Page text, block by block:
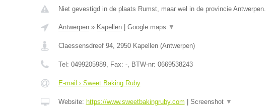
Niet gevestigd in de plaats Rumst, maar wel in de provincie Antwerpen.
Antwerpen» Kapellen| Google maps ▼
Claessensdreef 94, 2950 Kapellen(Antwerpen)
Tel: 0499205989, Fax: -, BTW-nr: 0669538243
E-mail › Sweet Baking Ruby
Website: https://www.sweetbakingruby.com Screenshot ▼